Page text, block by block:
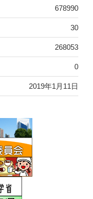
678990
30
268053
0
2019年1月11日